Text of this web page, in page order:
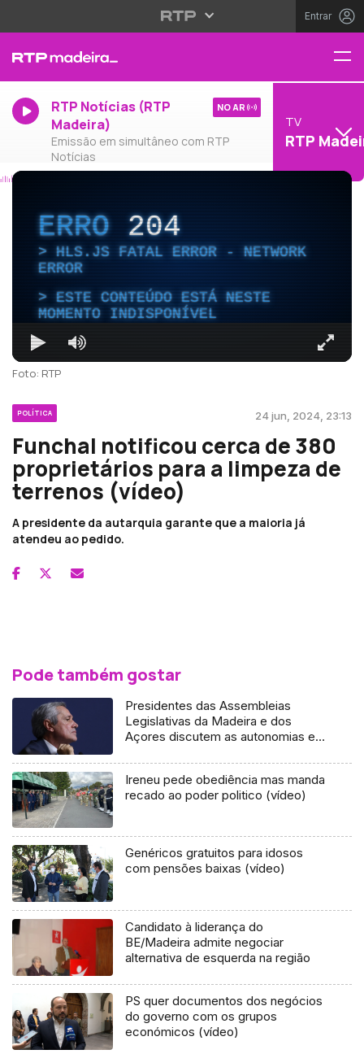
Entrar
RTP Notícias (RTP
Madeira)
Emissão em simultâneo com RTP
Notícias
NO AR
TV
RTP
ERRO204
HLS.JS FATAL ERROR - NETWORK
ERROR
ESTE CONTEÚDO ESTÁ NESTE
MOMENTO INDISPONÍVEL
Foto: RTP
POLÍTICA 24 jun, 2024, 23:13
Funchal notificou cerca de 380
proprietários para a limpeza de
terrenos (vídeo)
A presidente da autarquia garante que a maioria já
atendeu ao pedido.
Pode também gostar
Presidentes das Assembleias
Legislativas da Madeira e dos
Açores discutem as autonomias em
Ireneu pede obediência mas manda
recado ao poder politico (vídeo)
Genéricos gratuitos para idosos
com pensões baixas (vídeo)
Candidato à liderança do
BE/Madeira admite negociar
alternativa de esquerda na região
PS quer documentos dos negócios
do governo com os grupos
económicos (vídeo)